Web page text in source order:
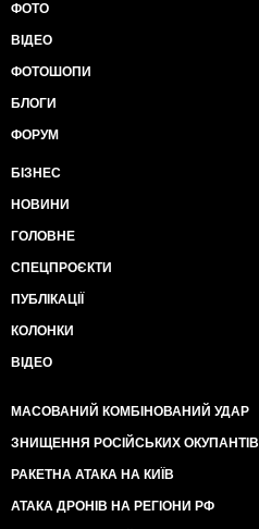
ФОТО
ВІДЕО
ФОТОШОПИ
БЛОГИ
ФОРУМ
БІЗНЕС
НОВИНИ
ГОЛОВНЕ
СПЕЦПРОЄКТИ
ПУБЛІКАЦІЇ
КОЛОНКИ
ВІДЕО
МАСОВАНИЙ КОМБІНОВАНИЙ УДАР
ЗНИЩЕННЯ РОСІЙСЬКИХ ОКУПАНТІВ
РАКЕТНА АТАКА НА КИЇВ
АТАКА ДРОНІВ НА РЕГІОНИ РФ